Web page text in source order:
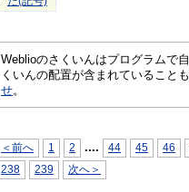
Weblioのさくいんはプログラムで
くいんの配置が含まれていること
せ。
＜前へ 1 2 .... 44 45 46
238 239 次へ＞